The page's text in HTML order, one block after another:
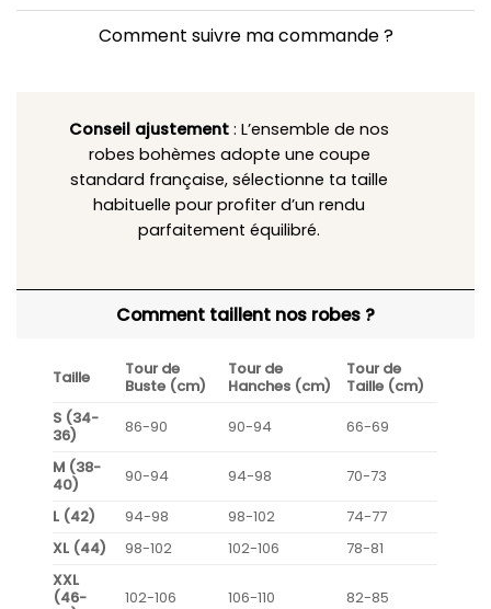
Comment suivre ma commande ?
Conseil ajustement : L’ensemble de nos
robes bohèmes adopte une coupe
standard française, sélectionne ta taille
habituelle pour profiter d’un rendu
parfaitement équilibré.
Comment taillent nos robes ?
Taille
Tour de
Buste (cm)
Tour de
Hanches (cm)
Tour de
Taille (cm)
S (34-
36)
86-90 90-94
66-69
M (38-
40)
90-94 94-98
70-73
L (42)
94-98 98-102
74-77
XL (44)
98-102 102-106
78-81
XXL
(46-
102-106 106-110 82-85